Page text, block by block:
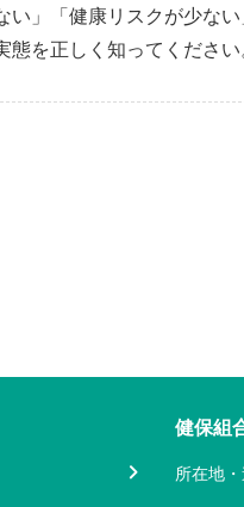
い」「健康リスクが少な
態を正しく知ってください
健保組
所在地